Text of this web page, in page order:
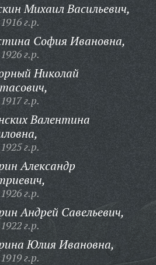
Михаил Васильевич,
г.р.
София Ивановна,
г.р.
Николай
г.р.
Валентина
г.р.
Александр
г.р.
Андрей Савельевич,
г.р.
Юлия Ивановна,
г.р.